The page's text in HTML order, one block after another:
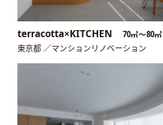
terracotta×KITCHEN 70㎡〜80㎡
東京都 ／マンションリノベーション